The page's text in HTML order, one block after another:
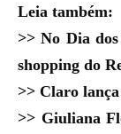
Leia também:
>>No Dia
shopping do
>> Claro
>> Giuliana